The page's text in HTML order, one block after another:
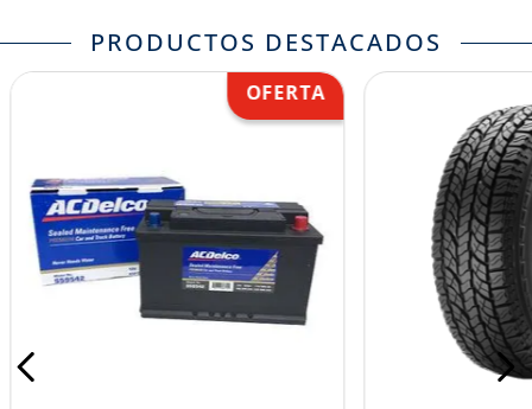
PRODUCTOS DESTACADOS